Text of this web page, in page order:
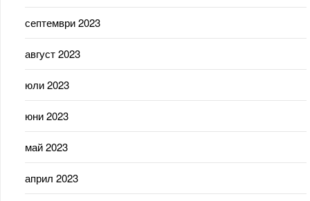
септември 2023
август 2023
юли 2023
юни 2023
май 2023
април 2023